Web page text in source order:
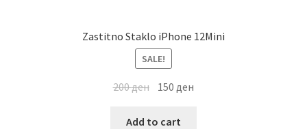
Zastitno Staklo iPhone 12Mini
SALE!
200ден 150 ден
Add to cart